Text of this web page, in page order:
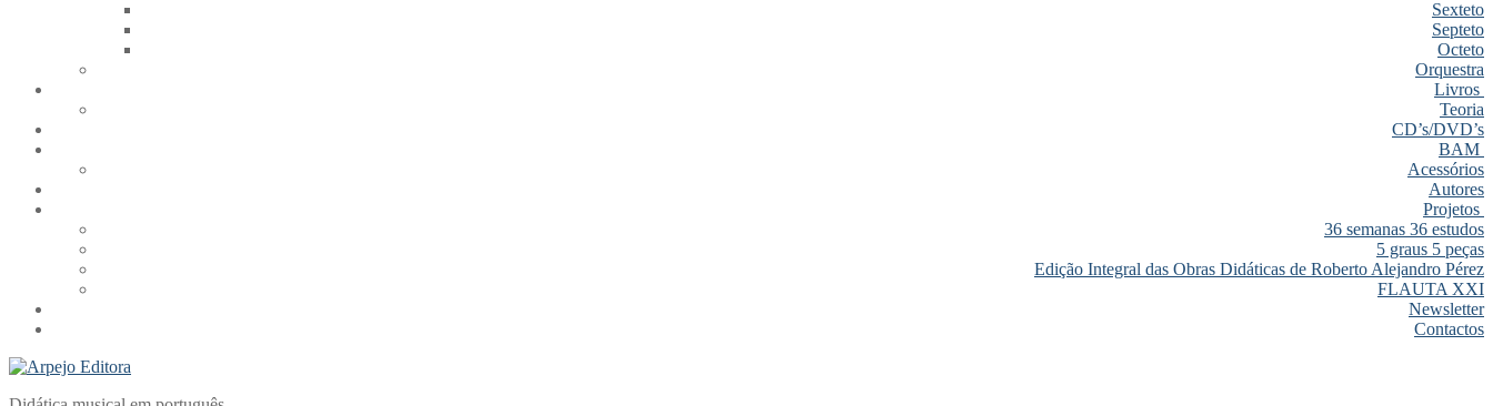
Sexteto
Septeto
Octeto
Orquestra
Livros
Teoria
CD’s/DVD’s
BAM
Acessórios
Autores
Projetos
36 semanas 36 estudos
5 graus 5 peças
Edição Integral das Obras Didáticas de Roberto Alejandro Pérez
FLAUTA XXI
Newsletter
Contactos